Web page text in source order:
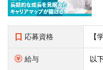
応募資格
給与